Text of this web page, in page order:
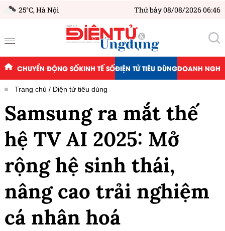
25°C,Hà Nội Thứ bảy 08/08/2026 06:46
CHUYỂN ĐỘNG SỐKINH TẾ SỐĐIỆN TỬ TIÊU DÙNGDOANH
Trang chủ Điện tử tiêu dùng
Samsung ra mắt thế
hệ TV AI 2025: Mở
rộng hệ sinh thái,
nâng cao trải nghiệm
cá nhân hoá